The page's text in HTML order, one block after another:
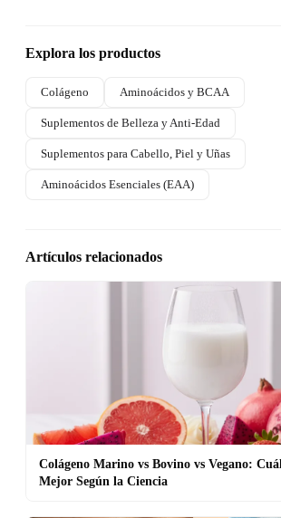
Explora los productos
Colágeno Aminoácidos y BCAA
Suplementos de Belleza y Anti-Edad
Suplementos para Cabello, Piel y Uñas
Aminoácidos Esenciales (EAA)
Artículos relacionados
Colágeno Marino vs Bovino vs Vegano:
Mejor Según la Ciencia